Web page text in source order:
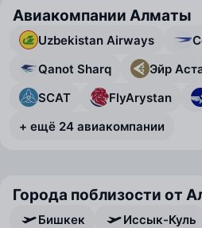
Авиакомпании Алматы
Uzbekistan Airways
Qanot Sharq
Эйр
SCAT
FlyArystan
+ ещё 24 авиакомпании
Города поблизости от
Бишкек Иссык-Куль